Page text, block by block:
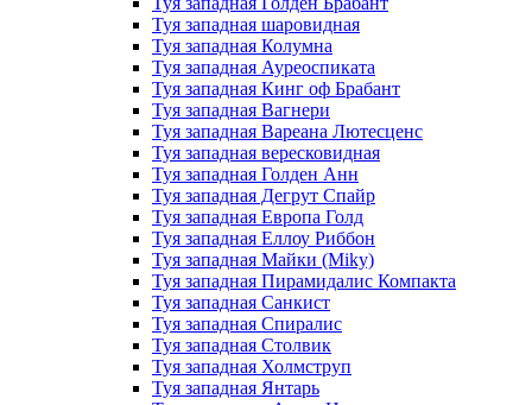
Туя западная шаровидная
Туя западная Колумна
Туя западная Ауреоспиката
Туя западная Кинг оф Брабант
Туя западная Вагнери
Туя западная Вареана Лютесценс
Туя западная вересковидная
Туя западная Голден Анн
Туя западная Дегрут Спайр
Туя западная Европа Голд
Туя западная Еллоу Риббон
Туя западная Майки (Miky)
Туя западная Пирамидалис Компакта
Туя западная Санкист
Туя западная Спиралис
Туя западная Столвик
Туя западная Холмструп
Туя западная Янтарь